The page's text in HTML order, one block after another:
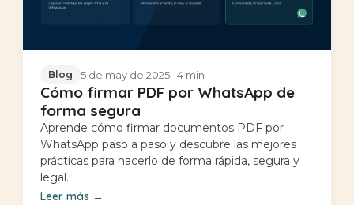
Blog 5 de may de 2025 · 4 min
Cómo firmar PDF por WhatsApp de
forma segura
Aprende cómo firmar documentos PDF por
WhatsApp paso a paso y descubre las mejores
prácticas para hacerlo de forma rápida, segura y
legal.
Leer más →